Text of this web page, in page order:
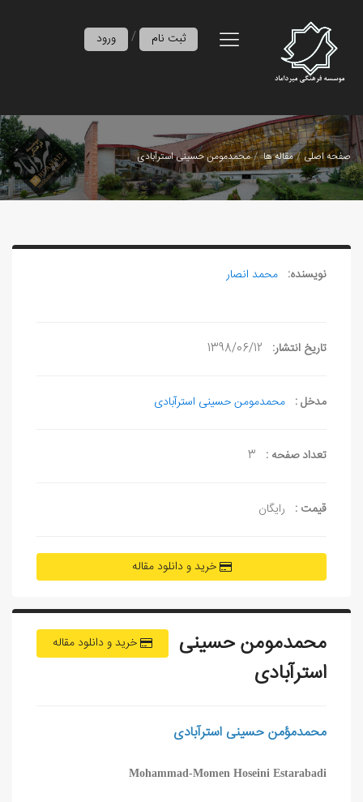
ورود / ثبت نام
صفحه اصلی مقاله ها محمدمومن حسینی استرآبادی
نویسنده: محمد انصار
تاریخ انتشار: 1398/06/12
مدخل : محمدمومن حسینی استرآبادی
تعداد صفحه : 3
قیمت : رایگان
خرید و دانلود مقاله
خرید و دانلود مقاله
محمدمومن حسینی
استرآبادی
محمدمؤمن حسینی استرآبادی
Mohammad-Momen Hoseini Estarabadi